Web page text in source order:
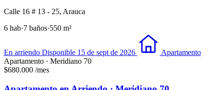
Calle 16 # 13 - 25, Arauca
6 hab·7 baños·550 m²
En arriendo Disponible 15 de sept de 2026
Apartamento
Apartamento · Meridiano 70
$680.000 /mes